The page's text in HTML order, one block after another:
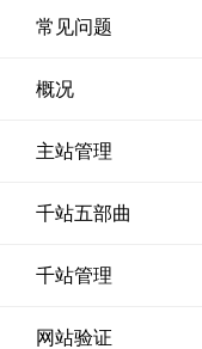
常见问题
概况
主站管理
千站五部曲
千站管理
网站验证